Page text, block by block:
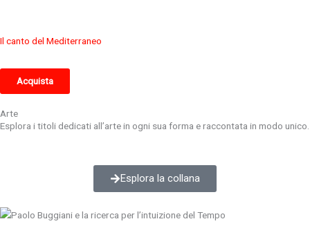
Il canto del Mediterraneo
Acquista
Arte
Esplora i titoli dedicati all’arte in ogni sua forma e raccontata in modo unico.
Esplora la collana